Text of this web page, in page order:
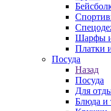
Шарфы
Платки
Посуда
Назад
Посуда
Для
Блюда и